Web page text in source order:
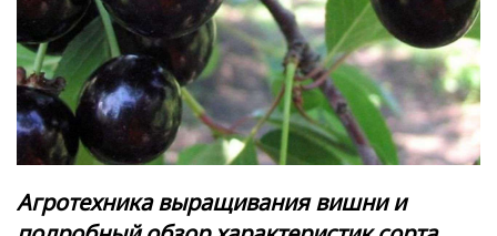
Агротехника выращивания вишни и